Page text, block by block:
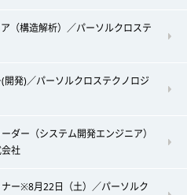
（構造解析）／パーソルクロステ
開発)／パーソルクロステクノロジ
ダー（システム開発エンジニア）
社
ナー※8月22日（土）／パーソルク